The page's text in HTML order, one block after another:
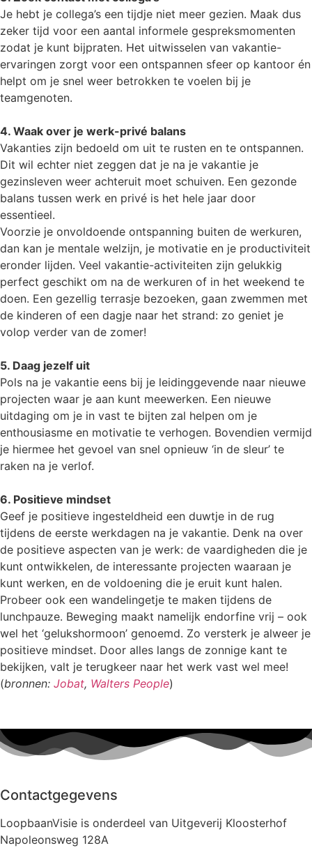
Je hebt je collega’s een tijdje niet meer gezien. Maak dus
zeker tijd voor een aantal informele gespreksmomenten
zodat je kunt bijpraten. Het uitwisselen van vakantie-
ervaringen zorgt voor een ontspannen sfeer op kantoor én
helpt om je snel weer betrokken te voelen bij je
teamgenoten.
4. Waak over je werk-privé balans
Vakanties zijn bedoeld om uit te rusten en te ontspannen.
Dit wil echter niet zeggen dat je na je vakantie je
gezinsleven weer achteruit moet schuiven. Een gezonde
balans tussen werk en privé is het hele jaar door
essentieel.
Voorzie je onvoldoende ontspanning buiten de werkuren,
dan kan je mentale welzijn, je motivatie en je productiviteit
eronder lijden. Veel vakantie-activiteiten zijn gelukkig
perfect geschikt om na de werkuren of in het weekend te
doen. Een gezellig terrasje bezoeken, gaan zwemmen met
de kinderen of een dagje naar het strand: zo geniet je
volop verder van de zomer!
5. Daag jezelf uit
Pols na je vakantie eens bij je leidinggevende naar nieuwe
projecten waar je aan kunt meewerken. Een nieuwe
uitdaging om je in vast te bijten zal helpen om je
enthousiasme en motivatie te verhogen. Bovendien vermijd
je hiermee het gevoel van snel opnieuw ‘in de sleur’ te
raken na je verlof.
6. Positieve mindset
Geef je positieve ingesteldheid een duwtje in de rug
tijdens de eerste werkdagen na je vakantie. Denk na over
de positieve aspecten van je werk: de vaardigheden die je
kunt ontwikkelen, de interessante projecten waaraan je
kunt werken, en de voldoening die je eruit kunt halen.
Probeer ook een wandelingetje te maken tijdens de
lunchpauze. Beweging maakt namelijk endorfine vrij – ook
wel het ‘gelukshormoon’ genoemd. Zo versterk je alweer je
positieve mindset. Door alles langs de zonnige kant te
bekijken, valt je terugkeer naar het werk vast wel mee!
(bronnen: Jobat, Walters People)
Contactgegevens
LoopbaanVisie is onderdeel van Uitgeverij Kloosterhof
Napoleonsweg 128A